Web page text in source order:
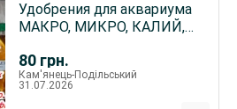
80 грн.
Удобрения для аквариума
МАКРО, МИКРО, КАЛИЙ,
Кам'янець-Подільський
31.07.2026